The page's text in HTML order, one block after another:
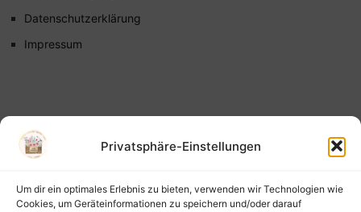
Privatsphäre-Einstellungen
Um dir ein optimales Erlebnis zu bieten, verwenden wir Technologien wie
Cookies, um Geräteinformationen zu speichern und/oder darauf
Datenschutzerklärung
Impressum